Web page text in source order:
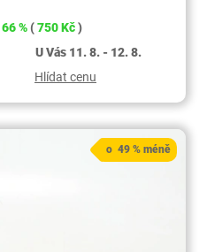
66 %(750 Kč)
U Vás 11. 8. - 12. 8.
Hlídat cenu
o 49 % méně